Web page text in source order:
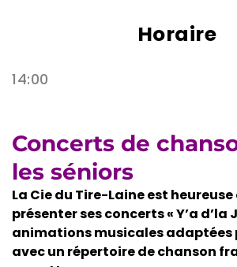
Horaire
14:00
Concerts de
les séniors
La Cie du Tire-Laine est heureuse
présenter ses concerts « Y’a d’la
animations musicales adaptées
avec un répertoire de chanson